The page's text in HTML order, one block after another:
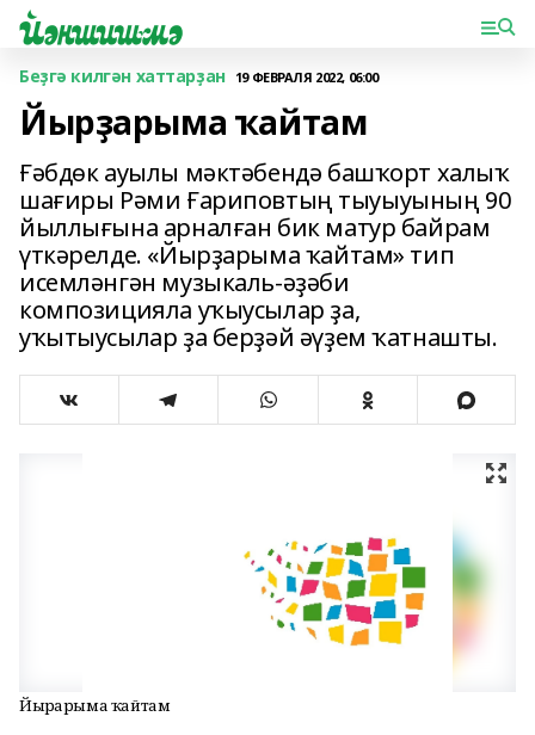
Беҙгә килгән хаттарҙан 19 ФЕВРАЛЯ 2022, 06:00
Йырҙарыма ҡайтам
Ғәбдөк ауылы мәктәбендә башҡорт халыҡ
шағиры Рәми Ғариповтың тыуыуының 90
йыл­лығына арналған бик матур байрам
үткәрелде. «Йырҙарыма ҡайтам» тип
исемләнгән музыкаль-әҙәби
композицияла уҡыусылар ҙа,
уҡытыусылар ҙа берҙәй әүҙем ҡатнашты.
Йырҙарыма ҡайтам